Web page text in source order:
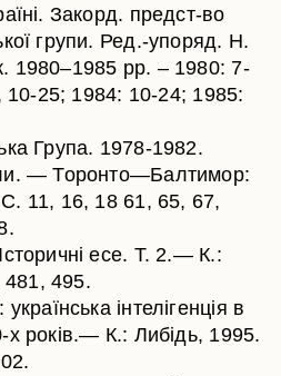
Закорд. предст-во
групи. Ред.-упоряд. Н.
1980–1985 рр. – 1980: 7-
25; 1984: 10-24; 1985:
Група. 1978-1982.
— Торонто—Балтимор:
11, 16, 18 61, 65, 67,
есе. Т. 2.— К.:
495.
інтелігенція в
х років.— К.: Либідь, 1995.